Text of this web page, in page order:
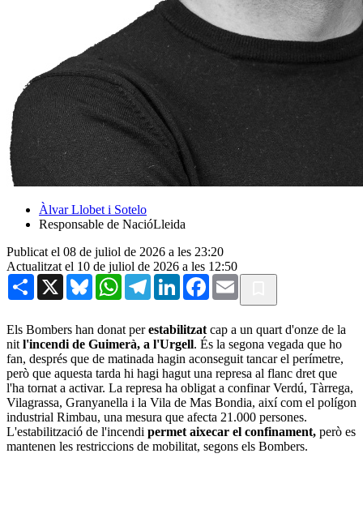
Àlvar Llobet i Sotelo
Responsable de NacióLleida
Publicat el 08 de juliol de 2026 a les 23:20
Actualitzat el 10 de juliol de 2026 a les 12:50
Share X BlueskyWhatsAppTelegramLinkedInFacebook
Email
Els Bombers han donat perestabilitzat cap a un quart d'onze de la
nit l'incendi de Guimerà, a l'Urgell. És la segona vegada que ho
fan, després que de matinada hagin aconseguit tancar el perímetre,
però que aquesta tarda hi hagi hagut una represa al flanc dret que
l'ha tornat a activar. La represa ha obligat a confinar Verdú, Tàrrega,
Vilagrassa, Granyanella i la Vila de Mas Bondia, així com el polígon
industrial Rimbau, una mesura que afecta 21.000 persones.
L'estabilització de l'incendi permet aixecar el confinament, però es
mantenen les restriccions de mobilitat, segons els Bombers.